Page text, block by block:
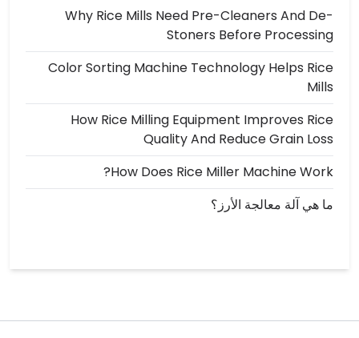
Why Rice Mills Need Pre-Cleaners And De-
Stoners Before Processing
Color Sorting Machine Technology Helps Rice
Mills
How Rice Milling Equipment Improves Rice
Quality And Reduce Grain Loss
How Does Rice Miller Machine Work?
ما هي آلة معالجة الأرز؟